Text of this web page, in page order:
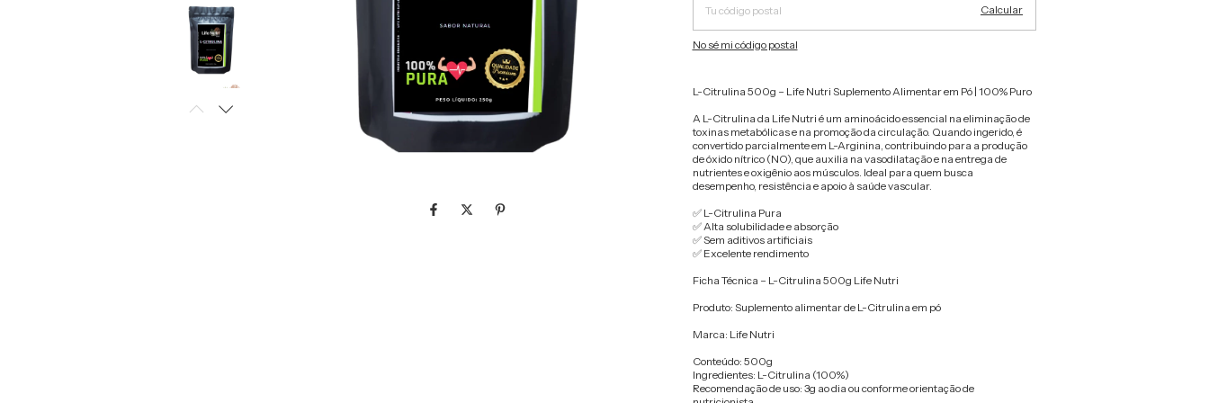
Calcular
No sé mi código postal
L-Citrulina 500g – Life Nutri Suplemento Alimentar em Pó | 100% Puro
A L-Citrulina da Life Nutri é um aminoácido essencial na eliminação de
toxinas metabólicas e na promoção da circulação. Quando ingerido, é
convertido parcialmente em L-Arginina, contribuindo para a produção
de óxido nítrico (NO), que auxilia na vasodilatação e na entrega de
nutrientes e oxigênio aos músculos. Ideal para quem busca
desempenho, resistência e apoio à saúde vascular.
✅ L-Citrulina Pura
✅ Alta solubilidade e absorção
✅ Sem aditivos artificiais
✅ Excelente rendimento
Ficha Técnica – L-Citrulina 500g Life Nutri
Produto: Suplemento alimentar de L-Citrulina em pó
Marca: Life Nutri
Conteúdo: 500g
Ingredientes: L-Citrulina (100%)
Recomendação de uso: 3g ao dia ou conforme orientação de